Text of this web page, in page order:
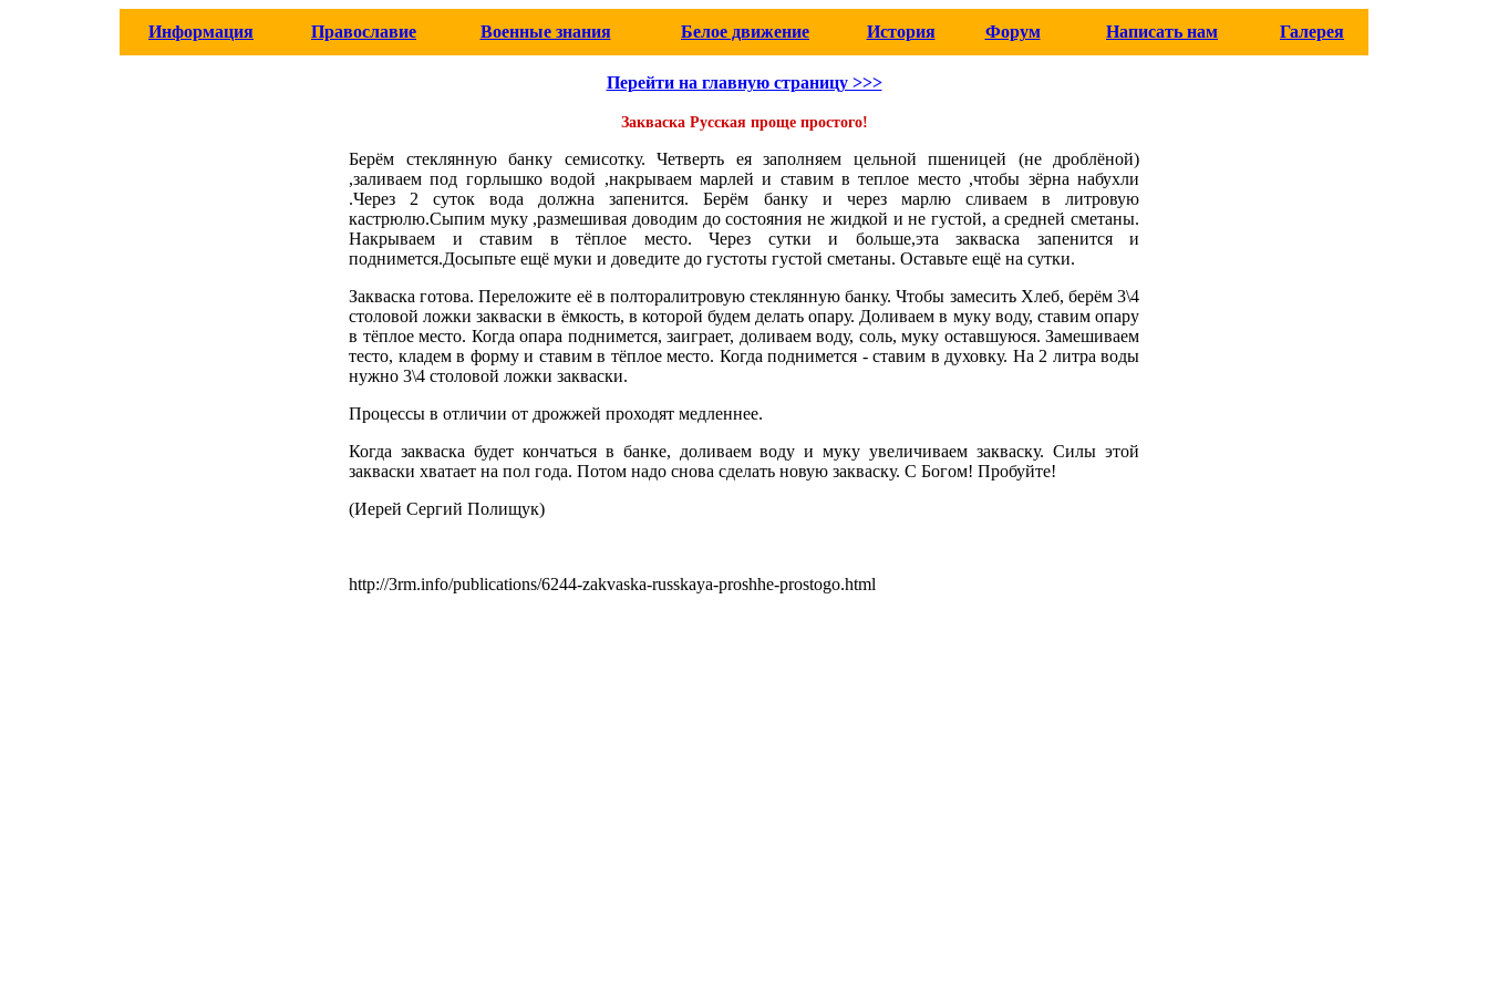
Информация Православие Военные знания Белое движение История Форум Написать нам Галерея
Перейти на главную страницу >>>
Закваска Русская проще простого!
Берём стеклянную банку семисотку. Четверть ея заполняем цельной пшеницей (не дроблёной)
,заливаем под горлышко водой ,накрываем марлей и ставим в теплое место ,чтобы зёрна набухли
.Через 2 суток вода должна запенится. Берём банку и через марлю сливаем в литровую
кастрюлю.Сыпим муку ,размешивая доводим до состояния не жидкой и не густой, а средней сметаны.
Накрываем и ставим в тёплое место. Через сутки и больше,эта закваска запенится и
поднимется.Досыпьте ещё муки и доведите до густоты густой сметаны. Оставьте ещё на сутки.
Закваска готова. Переложите её в полторалитровую стеклянную банку. Чтобы замесить Хлеб, берём 3\4
столовой ложки закваски в ёмкость, в которой будем делать опару. Доливаем в муку воду, ставим опару
в тёплое место. Когда опара поднимется, заиграет, доливаем воду, соль, муку оставшуюся. Замешиваем
тесто, кладем в форму и ставим в тёплое место. Когда поднимется - ставим в духовку. На 2 литра воды
нужно 3\4 столовой ложки закваски.
Процессы в отличии от дрожжей проходят медленнее.
Когда закваска будет кончаться в банке, доливаем воду и муку увеличиваем закваску. Силы этой
закваски хватает на пол года. Потом надо снова сделать новую закваску. С Богом! Пробуйте!
(Иерей Сергий Полищук)
http://3rm.info/publications/6244-zakvaska-russkaya-proshhe-prostogo.html